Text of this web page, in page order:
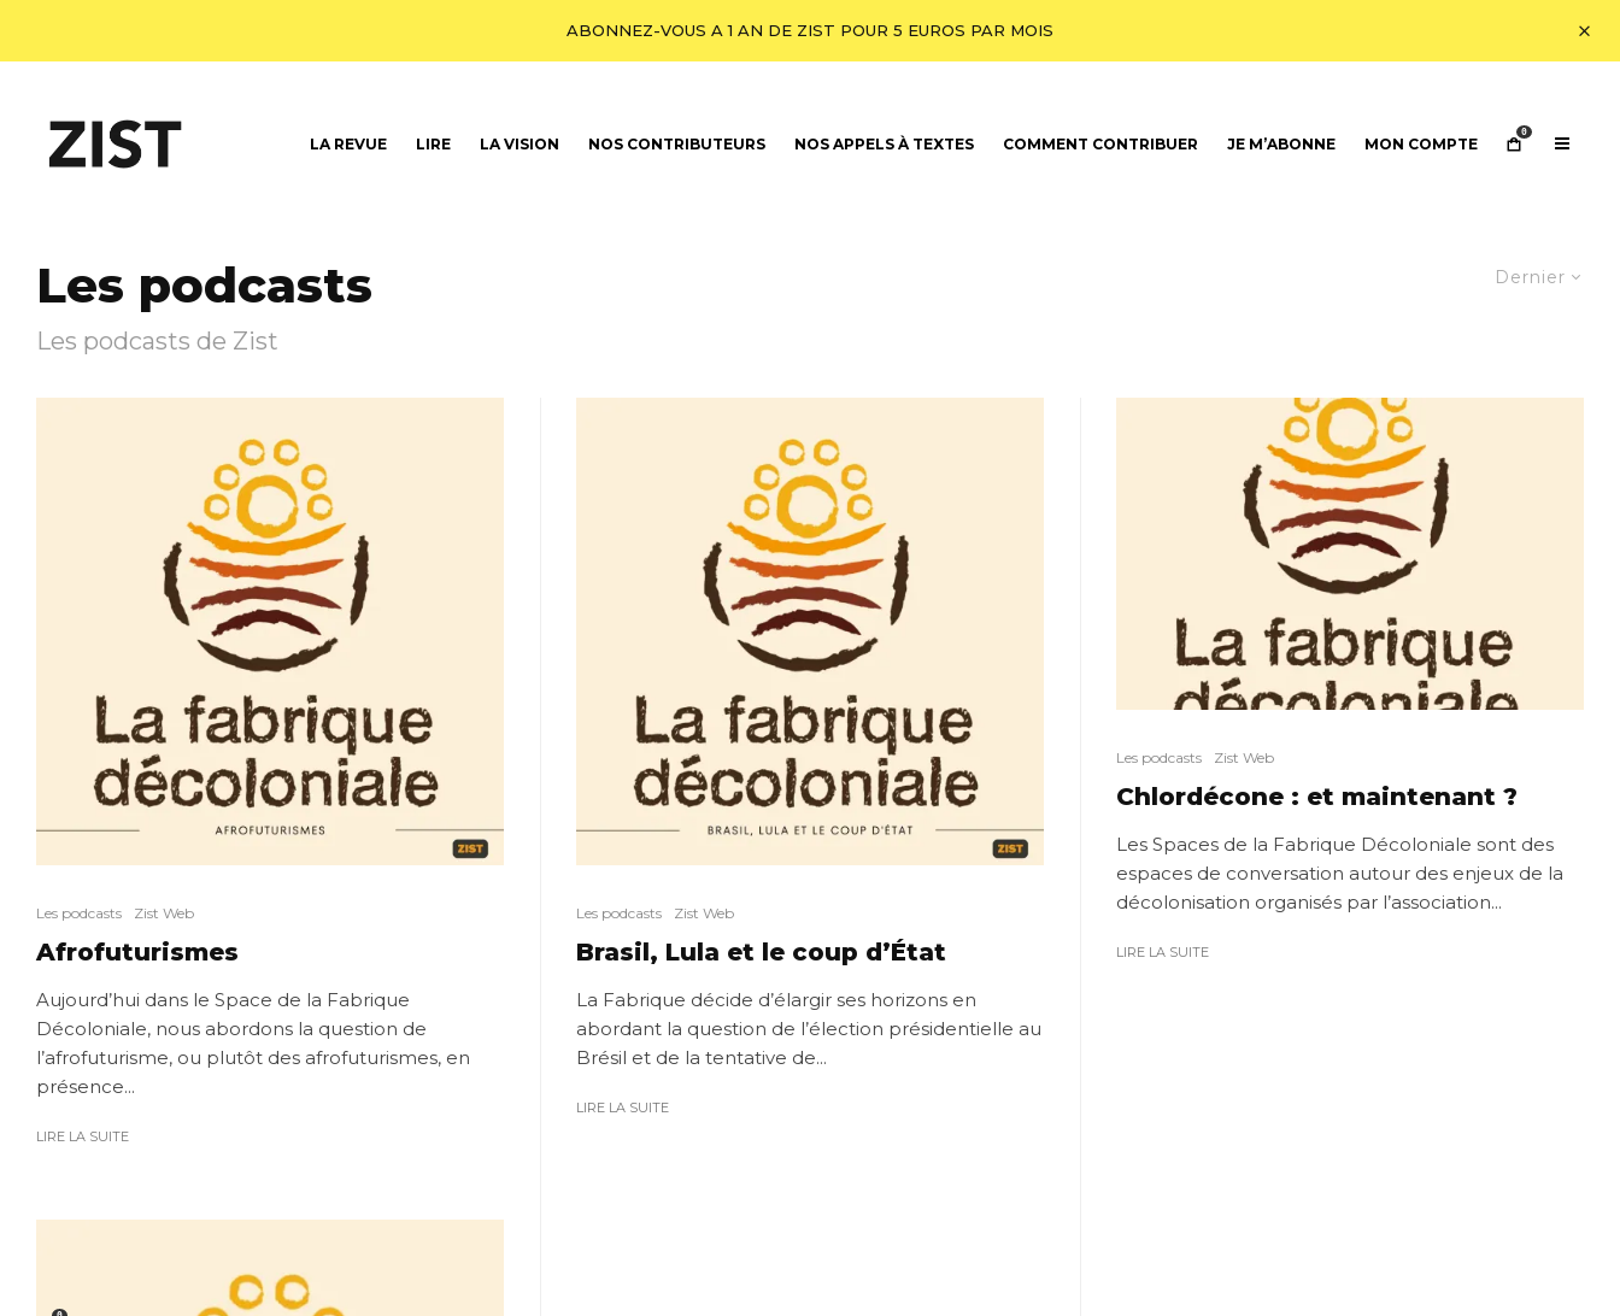
ABONNEZ-VOUS A 1 AN DE ZIST POUR 5 EUROS PAR MOIS
LA REVUE LIRE LA VISION NOS CONTRIBUTEURS NOS APPELS À TEXTES COMMENT CONTRIBUER JE M’ABONNE MON COMPTE
0
Dernier
Les podcasts
Les podcasts de Zist
Les podcasts Zist Web
Afrofuturismes
Aujourd’hui dans le Space de la Fabrique
Décoloniale, nous abordons la question de
l’afrofuturisme, ou plutôt des afrofuturismes, en
présence...
LIRE LA SUITE
Les podcasts Zist Web
Brasil, Lula et le coup d’État
La Fabrique décide d’élargir ses horizons en
abordant la question de l’élection présidentielle au
Brésil et de la tentative de...
LIRE LA SUITE
Les podcasts Zist Web
Chlordécone : et maintenant ?
Les Spaces de la Fabrique Décoloniale sont des
espaces de conversation autour des enjeux de la
décolonisation organisés par l’association...
LIRE LA SUITE